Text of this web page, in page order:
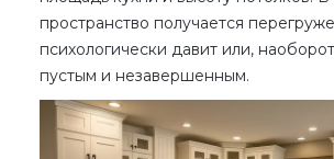
пространство получается
психологически давит или,
пустым и незавершенным.